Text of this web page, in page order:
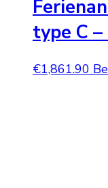
type C
€1,861.90